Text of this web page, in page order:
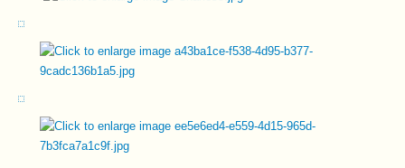
Shelter gab es in der Vergangenheit leider öfter Schwierigkeiten, da
Charles häufig von ihnen gemobbt und auch verletzt wurde. Mit den
Hündinnen dort gibt es keinerlei Probleme. Da in Charles eine Portion
Welpe Video